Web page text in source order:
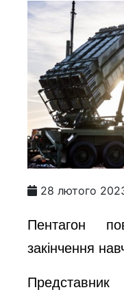
28 лютого
Пентагон
закінчення
Представник